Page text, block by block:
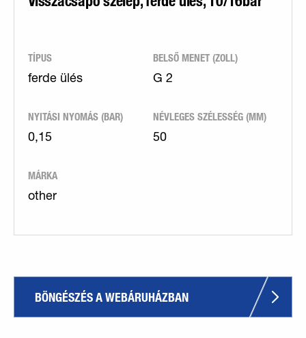
TÍPUS
ferde ülés
BELSŐ MENET (ZOLL)
G 2
NYITÁSI NYOMÁS (BAR)
0,15
NÉVLEGES SZÉLESSÉG (MM)
50
MÁRKA
other
BÖNGÉSZÉS A WEBÁRUHÁZBAN